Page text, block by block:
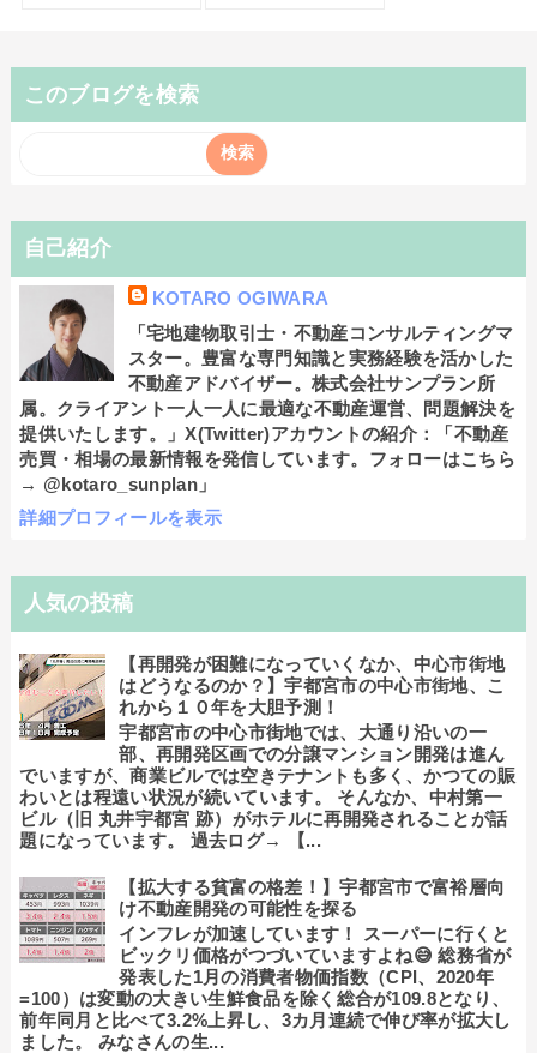
このブログを検索
自己紹介
KOTARO OGIWARA
「宅地建物取引士・不動産コンサルティングマ
スター。豊富な専門知識と実務経験を活かした
不動産アドバイザー。株式会社サンプラン所
属。クライアント一人一人に最適な不動産運営、問題解決を
提供いたします。」X(Twitter)アカウントの紹介：「不動産
売買・相場の最新情報を発信しています。フォローはこちら
→ @kotaro_sunplan」
詳細プロフィールを表示
人気の投稿
【再開発が困難になっていくなか、中心市街地
はどうなるのか？】宇都宮市の中心市街地、こ
れから１０年を大胆予測！
宇都宮市の中心市街地では、大通り沿いの一
部、再開発区画での分譲マンション開発は進ん
でいますが、商業ビルでは空きテナントも多く、かつての賑
わいとは程遠い状況が続いています。 そんなか、中村第一
ビル（旧 丸井宇都宮 跡）がホテルに再開発されることが話
題になっています。 過去ログ→ 【...
【拡大する貧富の格差！】宇都宮市で富裕層向
け不動産開発の可能性を探る
インフレが加速しています！ スーパーに行くと
ビックリ価格がつづいていますよね😅 総務省が
発表した1月の消費者物価指数（CPI、2020年
=100）は変動の大きい生鮮食品を除く総合が109.8となり、
前年同月と比べて3.2%上昇し、3カ月連続で伸び率が拡大し
ました。 みなさんの生...